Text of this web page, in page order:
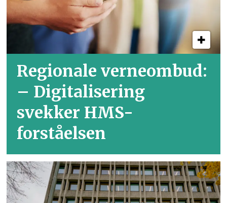
Regionale verneombud:
– Digitalisering
svekker HMS-
forståelsen